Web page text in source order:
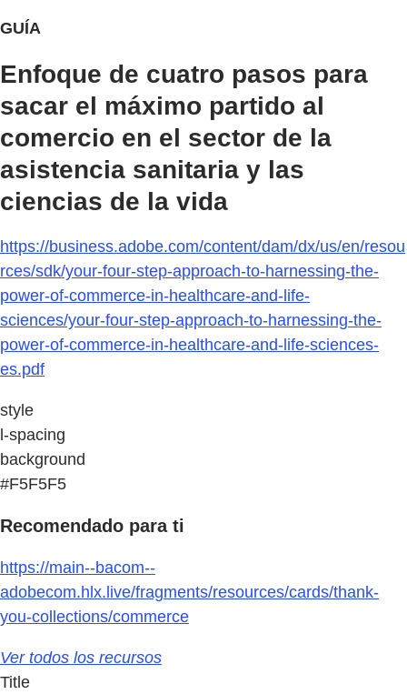
GUÍA
Enfoque de cuatro pasos para
sacar el máximo partido al
comercio en el sector de la
asistencia sanitaria y las
ciencias de la vida
https://business.adobe.com/content/dam/dx/us/en/resou
rces/sdk/your-four-step-approach-to-harnessing-the-
power-of-commerce-in-healthcare-and-life-
sciences/your-four-step-approach-to-harnessing-the-
power-of-commerce-in-healthcare-and-life-sciences-
es.pdf
style
l-spacing
background
#F5F5F5
Recomendado para ti
https://main--bacom--
adobecom.hlx.live/fragments/resources/cards/thank-
you-collections/commerce
Ver todos los recursos
Title